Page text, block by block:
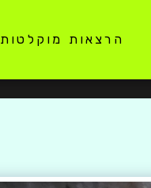
הרצאות מוקלטות